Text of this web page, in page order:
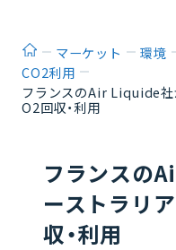
ホームマーケット 環境
CO2利用
フランスのAir Liquide社
O2回収・利用
フランスの
ーストラリ
収・利用